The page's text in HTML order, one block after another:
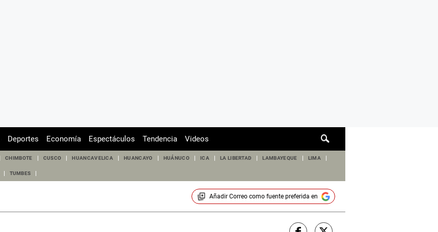
de
Deportes Economía Espectáculos Tendencia Videos
CHIMBOTE CUSCO HUANCAVELICA HUANCAYO HUÁNUCO ICA LA LIBERTAD LAMBAYEQUE LIMA
TUMBES
Añadir Correocomo fuente preferida en